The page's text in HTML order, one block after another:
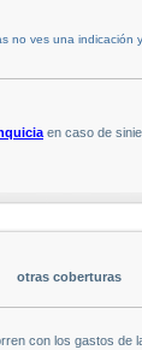
no ves una indicación
en caso de
otras coberturas
con los gastos de